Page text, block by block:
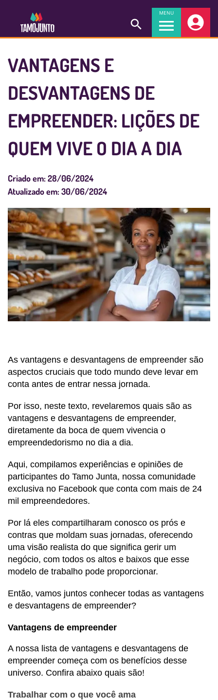
MENU
VANTAGENS E
DESVANTAGENS DE
EMPREENDER: LIÇÕES DE
QUEM VIVE O DIA A DIA
Criado em:28/06/2024
Atualizado em:30/06/2024
As vantagens e desvantagens de empreender são
aspectos cruciais que todo mundo deve levar em
conta antes de entrar nessa jornada.
Por isso, neste texto, revelaremos quais são as
vantagens e desvantagens de empreender,
diretamente da boca de quem vivencia o
empreendedorismo no dia a dia.
Aqui, compilamos experiências e opiniões de
participantes do Tamo Junta, nossa comunidade
exclusiva no Facebook que conta com mais de 24
mil empreendedores.
Por lá eles compartilharam conosco os prós e
contras que moldam suas jornadas, oferecendo
uma visão realista do que significa gerir um
negócio, com todos os altos e baixos que esse
modelo de trabalho pode proporcionar.
Então, vamos juntos conhecer todas as vantagens
e desvantagens de empreender?
Vantagens de empreender
A nossa lista de vantagens e desvantagens de
empreender começa com os benefícios desse
universo. Confira abaixo quais são!
Trabalhar com o que você ama